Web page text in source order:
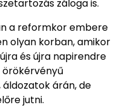
záloga is.
a reformkor embere
olyan korban, amikor
és újra napirendre
örökérvényű
árán, de
jutni.